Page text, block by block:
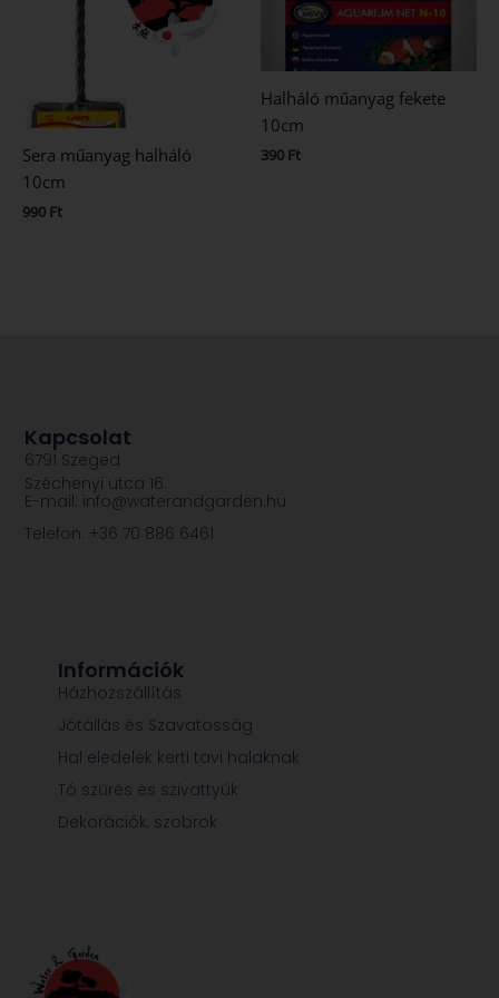
Sera műanyag halháló
10cm
990 Ft
Halháló műanyag fekete
10cm
390 Ft
Információk
Házhozszállítás
Jótállás és Szavatosság
Hal eledelek kerti tavi halaknak
Tó szűrés és szivattyúk
Dekorációk, szobrok
Kapcsolat
6791 Szeged
Széchenyi utca 16.
E-mail: info@waterandgarden.hu
Telefon: +36 70 886 6461